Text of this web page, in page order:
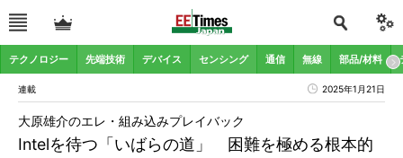
テクノロジー 先端技術 デバイス センシング 通信 無線 部品/材料
連載 2025年1月21日
Intelを待つ「いばらの道」 困難を極める根本的
大原雄介のエレ・組み込みプレイバック